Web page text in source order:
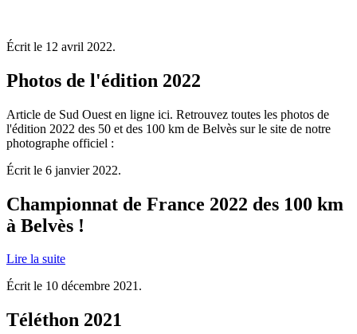
Écrit le 12 avril 2022.
Photos de l'édition 2022
Article de Sud Ouest en ligne ici. Retrouvez toutes les photos de
l'édition 2022 des 50 et des 100 km de Belvès sur le site de notre
photographe officiel :
Écrit le 6 janvier 2022.
Championnat de France 2022 des 100 km
à Belvès !
Lire la suite
Écrit le 10 décembre 2021.
Téléthon 2021